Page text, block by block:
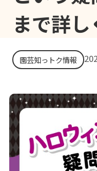
まで詳
園芸知っトク情報